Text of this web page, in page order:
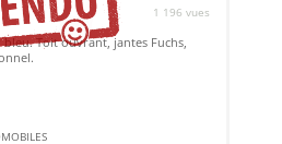
1 196 vues
Toit ouvrant, jantes Fuchs,